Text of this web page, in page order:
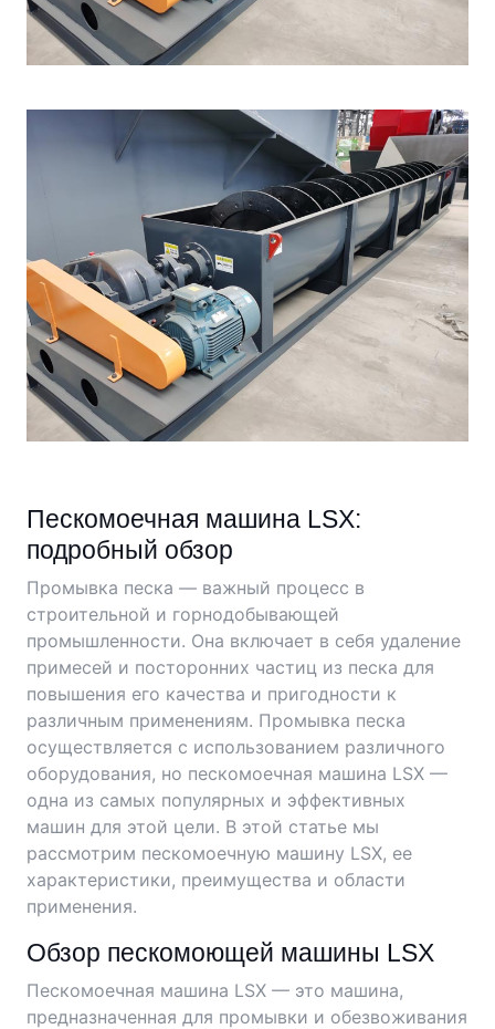
Пескомоечная машина LSX:
подробный обзор
Промывка песка — важный процесс в
строительной и горнодобывающей
промышленности. Она включает в себя удаление
примесей и посторонних частиц из песка для
повышения его качества и пригодности к
различным применениям. Промывка песка
осуществляется с использованием различного
оборудования, но пескомоечная машина LSX —
одна из самых популярных и эффективных
машин для этой цели. В этой статье мы
рассмотрим пескомоечную машину LSX, ее
характеристики, преимущества и области
применения.
Обзор пескомоющей машины LSX
Пескомоечная машина LSX — это машина,
предназначенная для промывки и обезвоживания